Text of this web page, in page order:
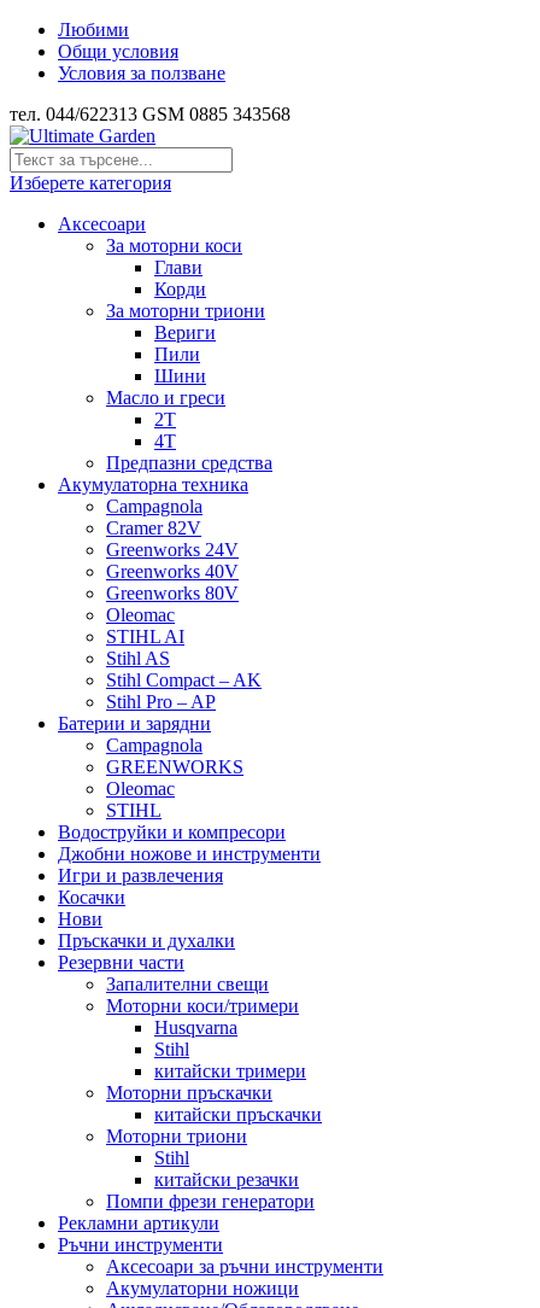
Любими
Общи условия
Условия за ползване
тел. 044/622313 GSM 0885 343568
Изберете категория
Аксесоари
За моторни коси
Глави
Корди
За моторни триони
Вериги
Пили
Шини
Масло и греси
2Т
4Т
Предпазни средства
Акумулаторна техника
Campagnola
Cramer 82V
Greenworks 24V
Greenworks 40V
Greenworks 80V
Oleomac
STIHL AI
Stihl AS
Stihl Compact – AK
Stihl Pro – AP
Батерии и зарядни
Campagnola
GREENWORKS
Oleomac
STIHL
Водоструйки и компресори
Джобни ножове и инструменти
Игри и развлечения
Косачки
Нови
Пръскачки и духалки
Резервни части
Запалителни свещи
Моторни коси/тримери
Husqvarna
Stihl
китайски тримери
Моторни пръскачки
китайски пръскачки
Моторни триони
Stihl
китайски резачки
Помпи фрези генератори
Рекламни артикули
Ръчни инструменти
Аксесоари за ръчни инструменти
Акумулаторни ножици